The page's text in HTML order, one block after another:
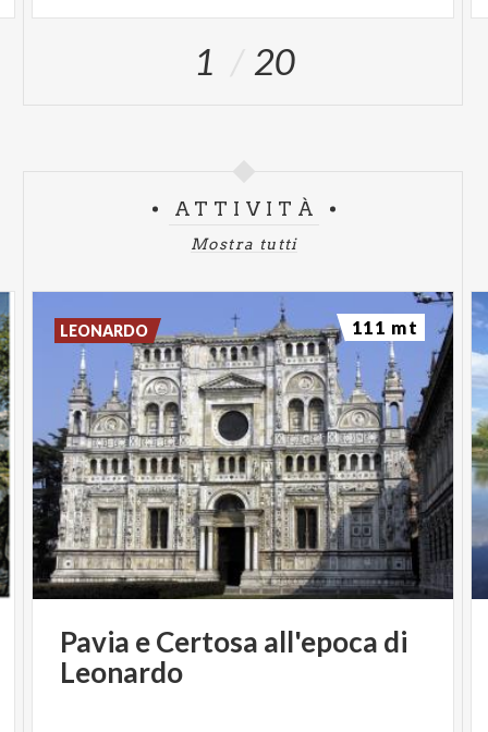
1 20
ATTIVITÀ
Mostra tutti
Pavia eCertosa all'epoca di
Leonardo
LEONARDO 111 mt